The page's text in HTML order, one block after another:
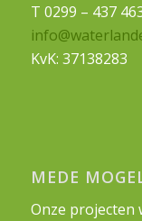
T 0299 – 437
KvK: 37138283
MEDE
Onze projecten